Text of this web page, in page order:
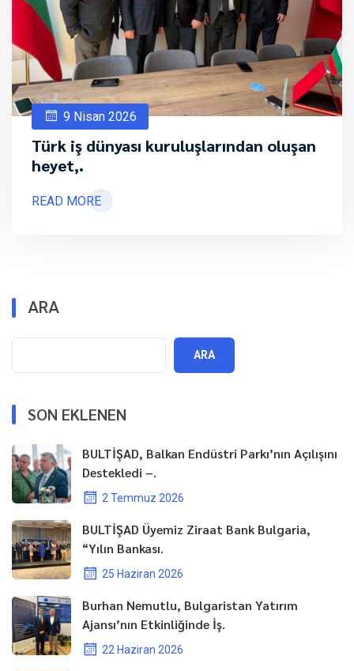
9 Nisan 2026
Türk iş dünyası kuruluşlarından oluşan
heyet,.
READ MORE
ARA
ARA
SON EKLENEN
BULTİŞAD, Balkan Endüstri Parkı’nın Açılışını
Destekledi –.
2 Temmuz 2026
BULTİŞAD Üyemiz Ziraat Bank Bulgaria,
“Yılın Bankası.
25 Haziran 2026
Burhan Nemutlu, Bulgaristan Yatırım
Ajansı’nın Etkinliğinde İş.
22 Haziran 2026